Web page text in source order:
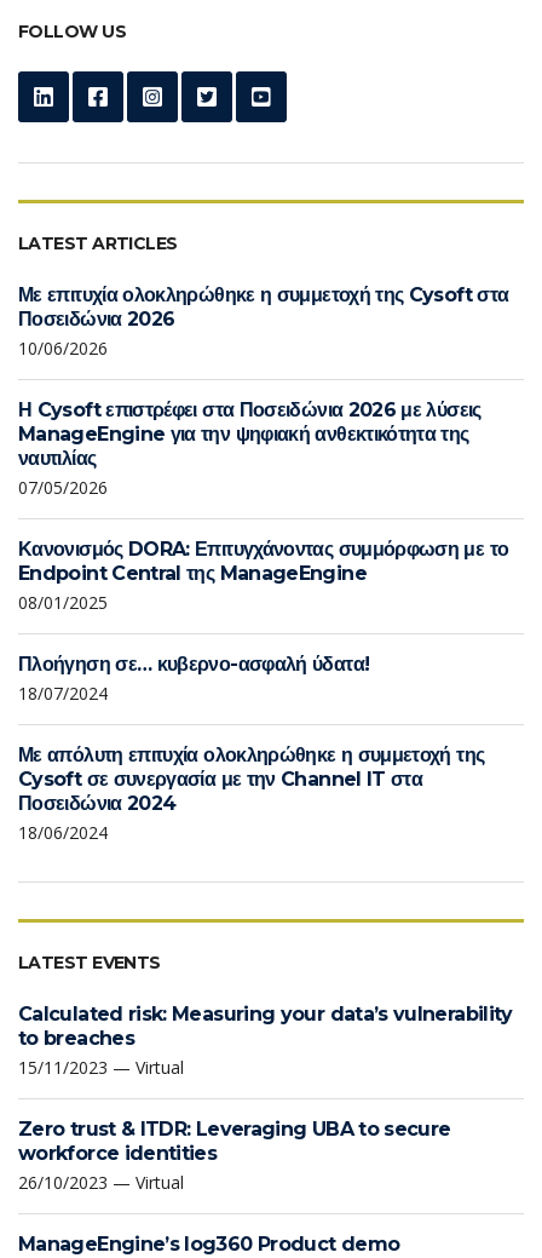
FOLLOW US
LATEST ARTICLES
Με επιτυχία ολοκληρώθηκε η συμμετοχή της Cysoft στα
Ποσειδώνια 2026
10/06/2026
Η Cysoft επιστρέφει στα Ποσειδώνια 2026 με λύσεις
ManageEngine για την ψηφιακή ανθεκτικότητα της
ναυτιλίας
07/05/2026
Κανονισμός DORA: Επιτυγχάνοντας συμμόρφωση με το
Endpoint Central της ManageEngine
08/01/2025
Πλοήγηση σε… κυβερνο-ασφαλή ύδατα!
18/07/2024
Με απόλυτη επιτυχία ολοκληρώθηκε η συμμετοχή της
Cysoft σε συνεργασία με την Channel IT στα
Ποσειδώνια 2024
18/06/2024
LATEST EVENTS
Calculated risk: Measuring your data’s vulnerability
to breaches
15/11/2023 — Virtual
Zero trust & ITDR: Leveraging UBA to secure
workforce identities
26/10/2023 — Virtual
ManageEngine’s log360 Product demo